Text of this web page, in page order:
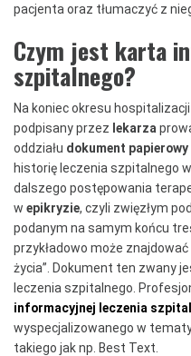
pacjenta oraz tłumaczyć z
Czym jest karta
szpitalnego?
Na koniec okresu
podpisany przez lekarza
oddziału dokument
historię leczenia szpitalnego
dalszego postępowania
w epikryzie, czyli zwięzłym
podanym na samym końcu
przykładowo może
życia”. Dokument ten zwany
leczenia szpitalnego.
informacyjnej leczenia
wyspecjalizowanego w
takiego jak np. Best Text.